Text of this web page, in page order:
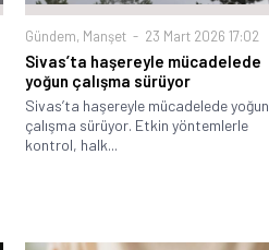
Gündem, Manşet 23 Mart 2026 17:02
Sivas’ta haşereyle mücadelede
yoğun çalışma sürüyor
Sivas’ta haşereyle mücadelede yoğun
çalışma sürüyor. Etkin yöntemlerle
kontrol, halk...